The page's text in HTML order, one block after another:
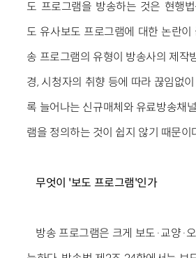
도 프로그램을 방송하는 것은 현행
도 유사보도 프로그램에 대한 논란
송 프로그램의 유형이 방송사의 제작
경, 시청자의 취향 등에 따라 끊임없
록 늘어나는 신규매체와 유료방송채
램을 정의하는 것이 쉽지 않기 때문이
무엇이 '보도 프로그램'인가
방송 프로그램은 크게 보도·교양·